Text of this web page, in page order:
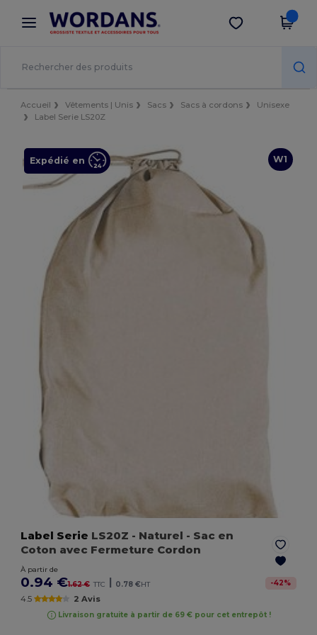
× Appli Wordans
Meilleurs prix sur l’app !
Obtenir l'appli
Accueil Vêtements | Unis Sacs Sacs à cordons
Unisexe
Label Serie LS20Z
W1
Expédié en
Label Serie LS20Z - Naturel - Sac en
Coton avec Fermeture Cordon
À partir de
0.94 €1.62 € TTC | 0.78 €HT -42%
4.5 2 Avis
Livraison gratuite à partir de 69 € pour cet entrepôt !